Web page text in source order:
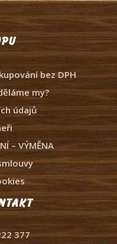
bez DPH
my?
údajů
– VÝMĚNA
377